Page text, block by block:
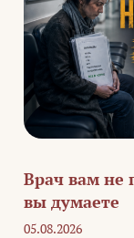
Врач вам не
вы думаете
05.08.2026